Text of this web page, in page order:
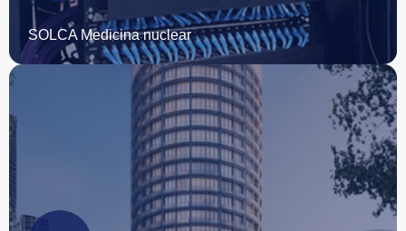
SOLCA Medicina nuclear
Comienza tu proyecto con nosotros
ESCRÍBENOS